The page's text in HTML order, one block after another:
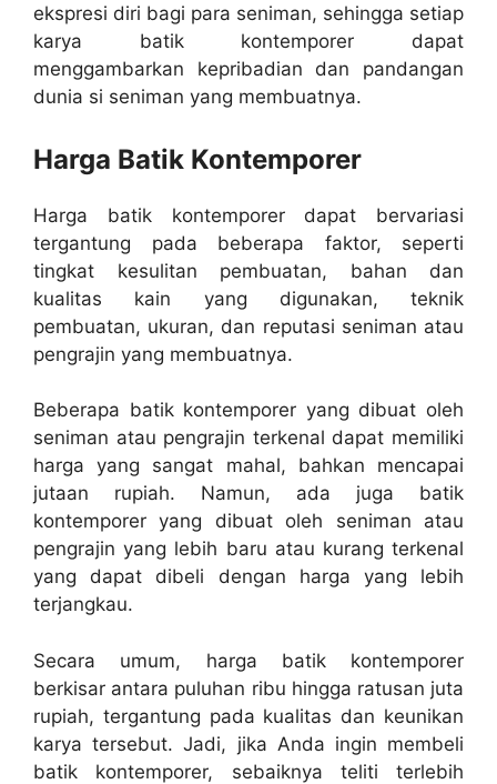
ekspresi diri bagi para seniman, sehingga setiap
karya batik kontemporer dapat
menggambarkan kepribadian dan pandangan
dunia si seniman yang membuatnya.
Harga Batik Kontemporer
Harga batik kontemporer dapat bervariasi
tergantung pada beberapa faktor, seperti
tingkat kesulitan pembuatan, bahan dan
kualitas kain yang digunakan, teknik
pembuatan, ukuran, dan reputasi seniman atau
pengrajin yang membuatnya.
Beberapa batik kontemporer yang dibuat oleh
seniman atau pengrajin terkenal dapat memiliki
harga yang sangat mahal, bahkan mencapai
jutaan rupiah. Namun, ada juga batik
kontemporer yang dibuat oleh seniman atau
pengrajin yang lebih baru atau kurang terkenal
yang dapat dibeli dengan harga yang lebih
terjangkau.
Secara umum, harga batik kontemporer
berkisar antara puluhan ribu hingga ratusan juta
rupiah, tergantung pada kualitas dan keunikan
karya tersebut. Jadi, jika Anda ingin membeli
batik kontemporer, sebaiknya teliti terlebih